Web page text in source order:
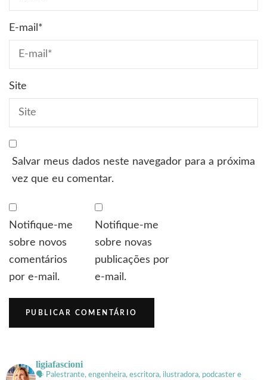
E-mail *
Site
Salvar meus dados neste navegador para a próxima
vez que eu comentar.
Notifique-me
sobre novos
comentários
por e-mail.
Notifique-me
sobre novas
publicações por
e-mail.
ligiafascioni
🗣 Palestrante, engenheira, escritora, ilustradora, podcaster e